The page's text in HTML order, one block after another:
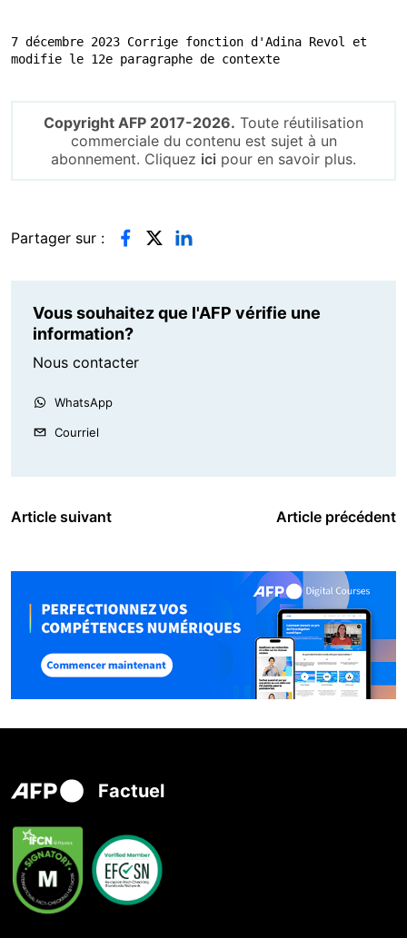
7 décembre 2023 Corrige fonction d'Adina Revol et
modifie le 12e paragraphe de contexte
Copyright AFP 2017-2026. Toute réutilisation
commerciale du contenu est sujet à un
abonnement. Cliquez ici pour en savoir plus.
Partager sur :
Vous souhaitez que l'AFP vérifie une
information?
Nous contacter
WhatsApp
Courriel
Article suivant Article précédent
Factuel